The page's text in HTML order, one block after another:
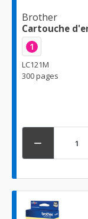
Brother
Cartouche
1
LC121M
300 pages
